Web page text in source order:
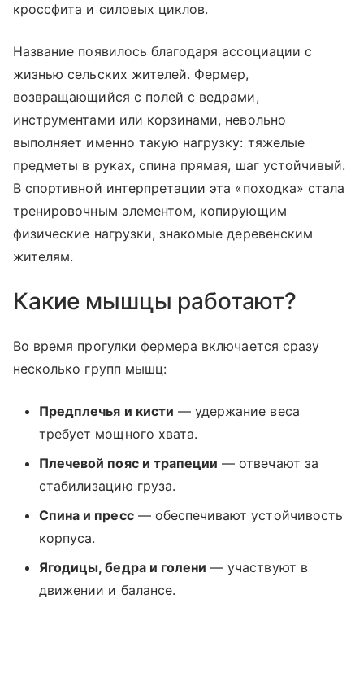
кроссфита и силовых циклов.
Название появилось благодаря ассоциации с
жизнью сельских жителей. Фермер,
возвращающийся с полей с ведрами,
инструментами или корзинами, невольно
выполняет именно такую нагрузку: тяжелые
предметы в руках, спина прямая, шаг устойчивый.
В спортивной интерпретации эта «походка» стала
тренировочным элементом, копирующим
физические нагрузки, знакомые деревенским
жителям.
Какие мышцы работают?
Во время прогулки фермера включается сразу
несколько групп мышц:
Предплечья и кисти — удержание веса
требует мощного хвата.
Плечевой пояс и трапеции — отвечают за
стабилизацию груза.
Спина и пресс— обеспечивают устойчивость
корпуса.
Ягодицы, бедра и голени — участвуют в
движении и балансе.